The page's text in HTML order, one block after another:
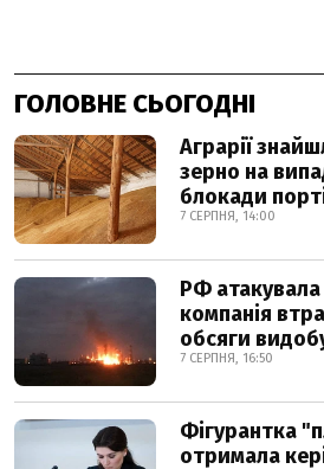
ГОЛОВНЕ СЬОГОДНІ
Аграрії
зерно на
блокади
7 СЕРПНЯ, 14:00
РФ
компанія
обсяги
7 СЕРПНЯ, 16:50
Фігурантка
отримала